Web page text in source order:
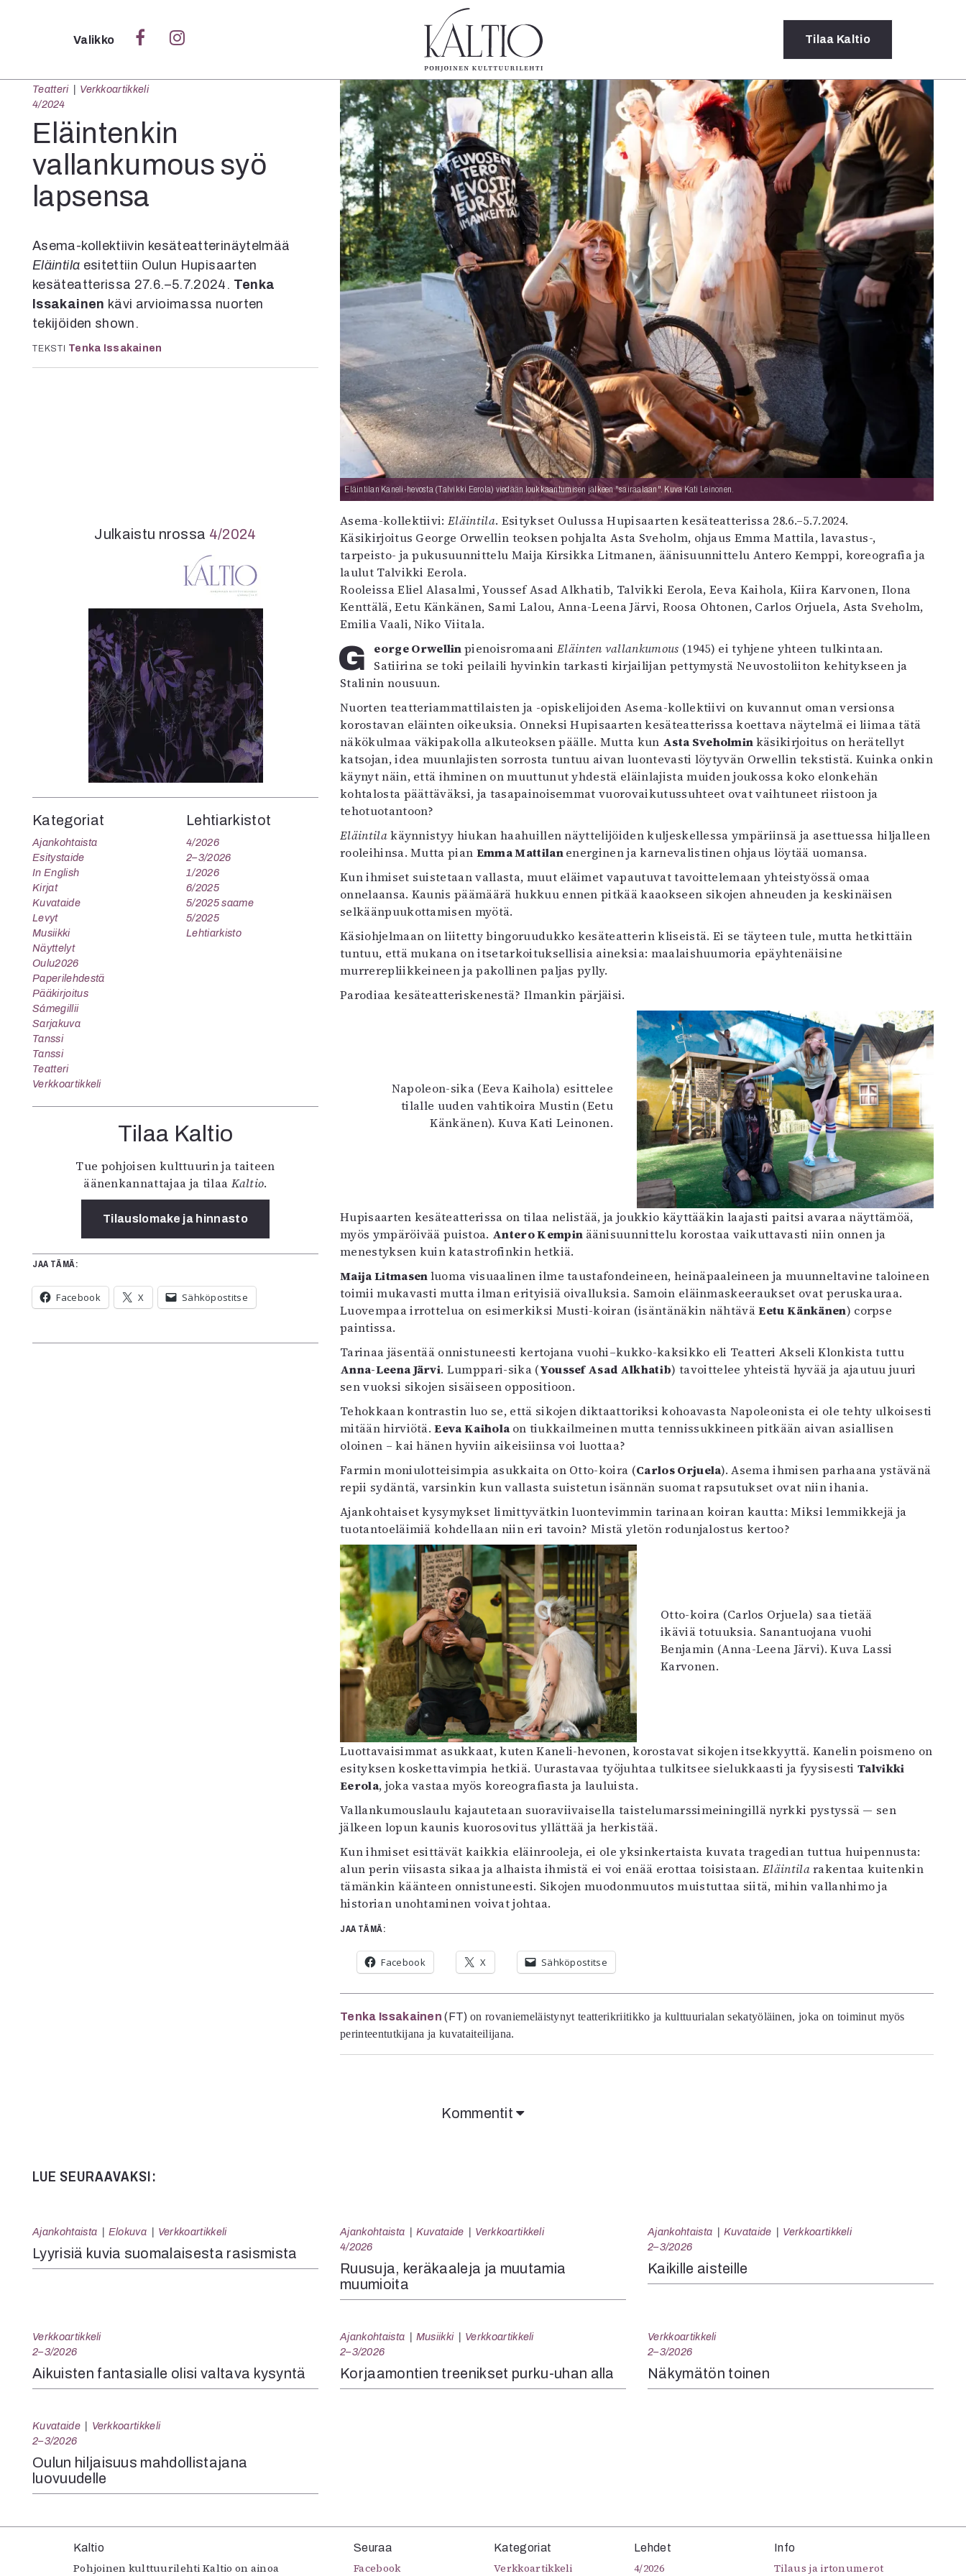
Sulje
Kategoriat
Verkkoartikkeli
Teatteri
Tanssi
Tanssi
Sarjakuva
Sámegillii
Pääkirjoitus
Paperilehdestä
Oulu2026
Näyttelyt
Musiikki
Levyt
Kirjat
In English
Esitystaide
Arkisto
Lehdet
4/2026
2–3/2026
1/2026
6/2025
5/2025 saame
5/2025
Lehtiarkisto
Info
Tilaus ja
irtonumerot
Yhteistyössä
Toimitus
Mediatiedot
Kaltio ry
Valikko Tilaa Kaltio
Eläintilan Kaneli-hevosta (Talvikki Eerola) viedään loukkaantumisen jälkeen "sairaalaan". Kuva Kati Leinonen.
Teatteri
Verkkoartikkeli
4/2024
Eläintenkin
vallankumous syö
lapsensa
Asema-kollektiivin kesäteatterinäytelmää
Eläintila esitettiin Oulun Hupisaarten
kesäteatterissa 27.6.–5.7.2024. Tenka
Issakainen kävi arvioimassa nuorten
tekijöiden shown.
TEKSTI Tenka Issakainen
Asema-kollektiivi:Eläintila. Esitykset Oulussa Hupisaarten kesäteatterissa 28.6.–5.7.2024.
Käsikirjoitus George Orwellin teoksen pohjalta Asta Sveholm, ohjaus Emma Mattila, lavastus-,
tarpeisto- ja pukusuunnittelu Maija Kirsikka Litmanen, äänisuunnittelu Antero Kemppi, koreografia ja
laulut Talvikki Eerola.
Rooleissa Eliel Alasalmi, Youssef Asad Alkhatib, Talvikki Eerola, Eeva Kaihola, Kiira Karvonen, Ilona
Kenttälä, Eetu Känkänen, Sami Lalou, Anna-Leena Järvi, Roosa Ohtonen, Carlos Orjuela, Asta Sveholm,
Emilia Vaali, Niko Viitala.
George Orwellinpienoisromaani Eläinten vallankumous (1945) ei tyhjene yhteen tulkintaan.
Satiirina se toki peilaili hyvinkin tarkasti kirjailijan pettymystä Neuvostoliiton kehitykseen ja
Stalinin nousuun.
Nuorten teatteriammattilaisten ja -opiskelijoiden Asema-kollektiivi on kuvannut oman versionsa
korostavan eläinten oikeuksia. Onneksi Hupisaarten kesäteatterissa koettava näytelmä ei liimaa tätä
näkökulmaa väkipakolla alkuteoksen päälle. Mutta kun Asta Sveholminkäsikirjoitus on herätellyt
katsojan, idea muunlajisten sorrosta tuntuu aivan luontevasti löytyvän Orwellin tekstistä. Kuinka onkin
käynyt näin, että ihminen on muuttunut yhdestä eläinlajista muiden joukossa koko elonkehän
kohtalosta päättäväksi, ja tasapainoisemmat vuorovaikutussuhteet ovat vaihtuneet riistoon ja
tehotuotantoon?
Eläintilakäynnistyy hiukan haahuillen näyttelijöiden kuljeskellessa ympäriinsä ja asettuessa hiljalleen
rooleihinsa. Mutta pian Emma Mattilanenerginen ja karnevalistinen ohjaus löytää uomansa.
Kun ihmiset suistetaan vallasta, muut eläimet vapautuvat tavoittelemaan yhteistyössä omaa
onnelaansa. Kaunis päämäärä hukkuu ennen pitkää kaaokseen sikojen ahneuden ja keskinäisen
selkäänpuukottamisen myötä.
Käsiohjelmaan on liitetty bingoruudukko kesäteatterin kliseistä. Ei se täyteen tule, mutta hetkittäin
tuntuu, että mukana on itsetarkoituksellisia aineksia: maalaishuumoria epäyhtenäisine
murrerepliikkeineen ja pakollinen paljas pylly.
Parodiaa kesäteatteriskenestä? Ilmankin pärjäisi.
Napoleon-sika (Eeva Kaihola) esittelee
tilalle uuden vahtikoira Mustin (Eetu
Känkänen). Kuva Kati Leinonen.
Hupisaarten kesäteatterissa on tilaa nelistää, ja joukkio käyttääkin laajasti paitsi avaraa näyttämöä,
myös ympäröivää puistoa. Antero Kempin äänisuunnittelu korostaa vaikuttavasti niin onnen ja
menestyksen kuin katastrofinkin hetkiä.
Maija Litmasenluoma visuaalinen ilme taustafondeineen, heinäpaaleineen ja muunneltavine taloineen
toimii mukavasti mutta ilman erityisiä oivalluksia. Samoin eläinmaskeeraukset ovat peruskauraa.
Luovempaa irrottelua on esimerkiksi Musti-koiran (isäntänäkin nähtäväEetu Känkänen) corpse
paintissa.
Tarinaa jäsentää onnistuneesti kertojana vuohi–kukko-kaksikko eli Teatteri Akseli Klonkista tuttu
Anna-Leena Järvi. Lumppari-sika (Youssef Asad Alkhatib) tavoittelee yhteistä hyvää ja ajautuu juuri
sen vuoksi sikojen sisäiseen oppositioon.
Tehokkaan kontrastin luo se, että sikojen diktaattoriksi kohoavasta Napoleonista ei ole tehty ulkoisesti
mitään hirviötä.Eeva Kaihola on tiukkailmeinen mutta tennissukkineen pitkään aivan asiallisen
oloinen – kai hänen hyviin aikeisiinsa voi luottaa?
Farmin moniulotteisimpia asukkaita on Otto-koira (Carlos Orjuela). Asema ihmisen parhaana ystävänä
repii sydäntä, varsinkin kun vallasta suistetun isännän suomat rapsutukset ovat niin ihania.
Ajankohtaiset kysymykset limittyvätkin luontevimmin tarinaan koiran kautta: Miksi lemmikkejä ja
tuotantoeläimiä kohdellaan niin eri tavoin? Mistä yletön rodunjalostus kertoo?
Otto-koira (Carlos Orjuela) saa tietää
ikäviä totuuksia. Sanantuojana vuohi
Benjamin (Anna-Leena Järvi). Kuva Lassi
Karvonen.
Luottavaisimmat asukkaat, kuten Kaneli-hevonen, korostavat sikojen itsekkyyttä. Kanelin poismeno on
esityksen koskettavimpia hetkiä. Uurastavaa työjuhtaa tulkitsee sielukkaasti ja fyysisestiTalvikki
Eerola, joka vastaa myös koreografiasta ja lauluista.
Vallankumouslaulu kajautetaan suoraviivaisella taistelumarssimeiningillä nyrkki pystyssä — sen
jälkeen lopun kaunis kuorosovitus yllättää ja herkistää.
Kun ihmiset esittävät kaikkia eläinrooleja, ei ole yksinkertaista kuvata tragedian tuttua huipennusta:
alun perin viisasta sikaa ja alhaista ihmistä ei voi enää erottaa toisistaan. Eläintilarakentaa kuitenkin
tämänkin käänteen onnistuneesti. Sikojen muodonmuutos muistuttaa siitä, mihin vallanhimo ja
historian unohtaminen voivat johtaa.
JAA TÄMÄ:
Facebook X Sähköpostitse
Tenka Issakainen (FT)on rovaniemeläistynyt teatterikriitikko ja kulttuurialan sekatyöläinen, joka on toiminut myös
perinteentutkijana ja kuvataiteilijana.
Julkaistu nrossa 4/2024
Kategoriat
Ajankohtaista
Esitystaide
In English
Kirjat
Kuvataide
Levyt
Musiikki
Näyttelyt
Oulu2026
Paperilehdestä
Pääkirjoitus
Sámegillii
Sarjakuva
Tanssi
Tanssi
Teatteri
Verkkoartikkeli
Lehtiarkistot
4/2026
2–3/2026
1/2026
6/2025
5/2025 saame
5/2025
Lehtiarkisto
Tilaa Kaltio
Tue pohjoisen kulttuurin ja taiteen
äänenkannattajaa ja tilaa Kaltio.
Tilauslomake ja hinnasto
JAA TÄMÄ:
Facebook X Sähköpostitse
Kommentit
LUE SEURAAVAKSI:
Ajankohtaista Elokuva Verkkoartikkeli
Lyyrisiä kuvia suomalaisesta rasismista
Ajankohtaista Kuvataide
Verkkoartikkeli
4/2026
Ruusuja, keräkaaleja ja muutamia
muumioita
Ajankohtaista Kuvataide
Verkkoartikkeli
2–3/2026
Kaikille aisteille
Verkkoartikkeli
2–3/2026
Aikuisten fantasialle olisi valtava kysyntä
Ajankohtaista Musiikki
Verkkoartikkeli
2–3/2026
Korjaamontien treenikset purku-uhan alla
Verkkoartikkeli
2–3/2026
Näkymätön toinen
Kuvataide
Verkkoartikkeli
2–3/2026
Oulun hiljaisuus mahdollistajana
luovuudelle
Kaltio
Pohjoinen kulttuurilehti Kaltio on ainoa
Seuraa
Facebook
Kategoriat
Verkkoartikkeli
Lehdet
4/2026
Info
Tilaus ja irtonumerot